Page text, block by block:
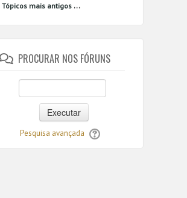
Tópicos mais antigos ...
PROCURAR NOS FÓRUNS
Executar
Pesquisa avançada